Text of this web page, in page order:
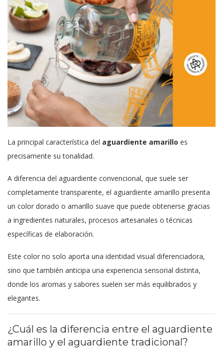
La principal característica del aguardiente amarillo es
precisamente su tonalidad.
A diferencia del aguardiente convencional, que suele ser
completamente transparente, el aguardiente amarillo presenta
un color dorado o amarillo suave que puede obtenerse gracias
a ingredientes naturales, procesos artesanales o técnicas
específicas de elaboración.
Este color no solo aporta una identidad visual diferenciadora,
sino que también anticipa una experiencia sensorial distinta,
donde los aromas y sabores suelen ser más equilibrados y
elegantes.
¿Cuál es la diferencia entre el aguardiente
amarillo y el aguardiente tradicional?